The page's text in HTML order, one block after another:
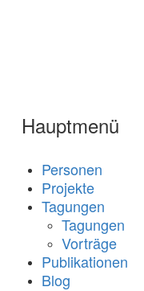
Hauptmenü
Personen
Projekte
Tagungen
Tagungen
Vorträge
Publikationen
Blog